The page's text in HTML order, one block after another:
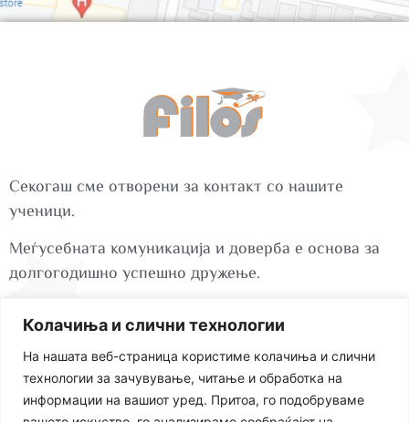
Колачиња и слични технологии
На нашата веб-страница користиме колачиња и слични
технологии за зачувување, читање и обработка на
информации на вашиот уред. Притоа, го подобруваме
Секогаш сме отворени за контакт со нашите
ученици.
Меѓусебната комуникација и доверба е основа за
долгогодишно успешно дружење.
ул. Миле Поп Јорданов бр.72 1000 Скопје
+389 78 278 949